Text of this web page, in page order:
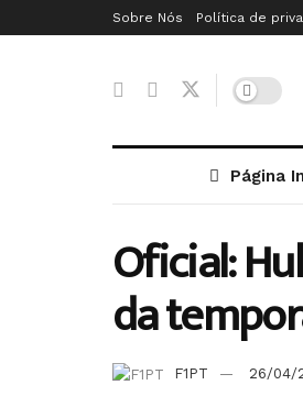
Sobre Nós Política de
Página
Oficial:
da
F1PT 26/04/